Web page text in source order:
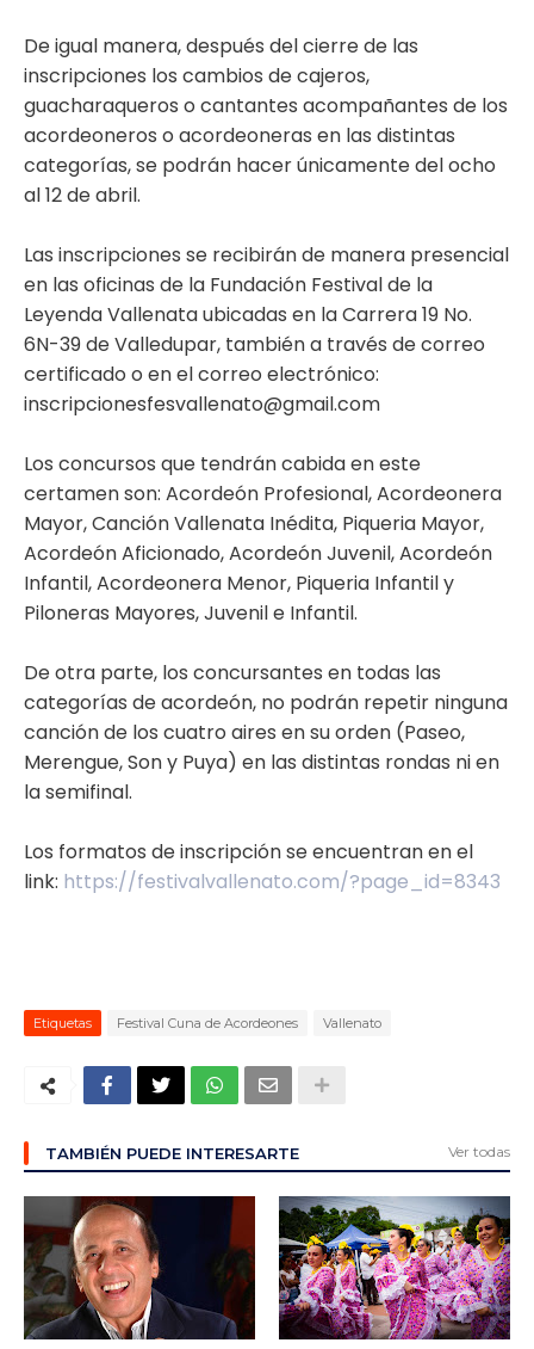
De igual manera, después del cierre de las
inscripciones los cambios de cajeros,
guacharaqueros o cantantes acompañantes de los
acordeoneros o acordeoneras en las distintas
categorías, se podrán hacer únicamente del ocho
al 12 de abril.
Las inscripciones se recibirán de manera presencial
en las oficinas de la Fundación Festival de la
Leyenda Vallenata ubicadas en la Carrera 19 No.
6N-39 de Valledupar, también a través de correo
certificado o en el correo electrónico:
inscripcionesfesvallenato@gmail.com
Los concursos que tendrán cabida en este
certamen son: Acordeón Profesional, Acordeonera
Mayor, Canción Vallenata Inédita, Piqueria Mayor,
Acordeón Aficionado, Acordeón Juvenil, Acordeón
Infantil, Acordeonera Menor, Piqueria Infantil y
Piloneras Mayores, Juvenil e Infantil.
De otra parte, los concursantes en todas las
categorías de acordeón, no podrán repetir ninguna
canción de los cuatro aires en su orden (Paseo,
Merengue, Son y Puya) en las distintas rondas ni en
la semifinal.
Los formatos de inscripción se encuentran en el
link: https://festivalvallenato.com/?page_id=8343
Etiquetas Festival Cuna de Acordeones Vallenato
TAMBIÉN PUEDE INTERESARTE Ver todas